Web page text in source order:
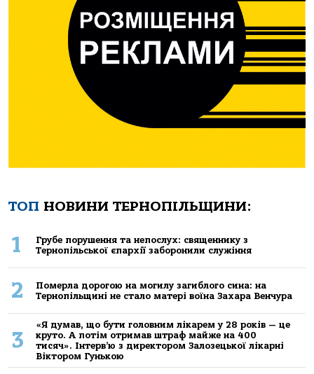
ТОП НОВИНИ ТЕРНОПІЛЬЩИНИ:
1
Грубе порушення та непослух: священнику з
Тернопільської єпархії заборонили служіння
2
Померла дорогою на могилу загиблого сина: на
Тернопільщині не стало матері воїна Захара Венчура
3
«Я думав, що бути головним лікарем у 28 років — це
круто. А потім отримав штраф майже на 400
тисяч». Інтерв’ю з директором Залозецької лікарні
Віктором Гунькою